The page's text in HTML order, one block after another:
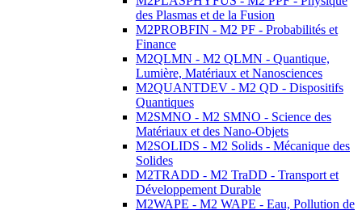
des Plasmas et de la Fusion
M2PROBFIN - M2 PF - Probabilités et
Finance
M2QLMN - M2 QLMN - Quantique,
Lumière, Matériaux et Nanosciences
M2QUANTDEV - M2 QD - Dispositifs
Quantiques
M2SMNO - M2 SMNO - Science des
Matériaux et des Nano-Objets
M2SOLIDS - M2 Solids - Mécanique des
Solides
M2TRADD - M2 TraDD - Transport et
Développement Durable
M2WAPE - M2 WAPE - Eau, Pollution de